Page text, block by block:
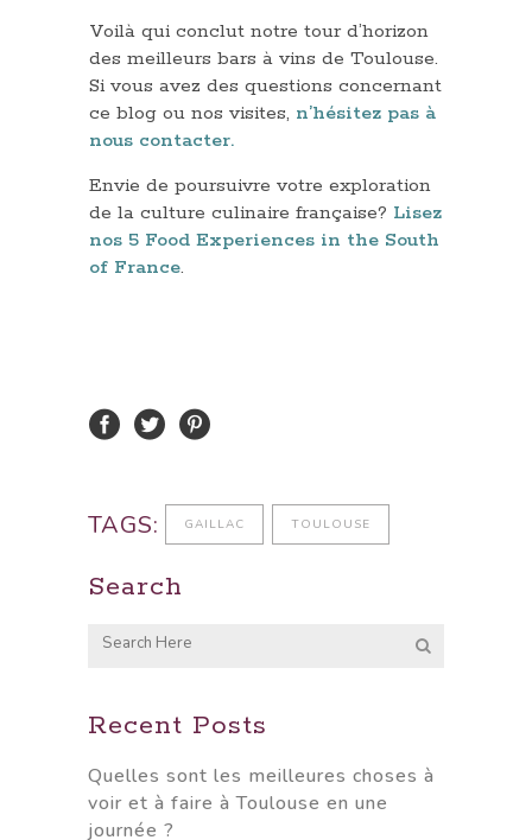
Voilà qui conclut notre tour d’horizon
des meilleurs bars à vins de Toulouse.
Si vous avez des questions concernant
ce blog ou nos visites, n’hésitez pas à
nous contacter.
Envie de poursuivre votre exploration
de la culture culinaire française? Lisez
nos 5 Food Experiences in the South
of France.
TAGS: GAILLAC TOULOUSE
Search
Recent Posts
Quelles sont les meilleures choses à
voir et à faire à Toulouse en une
journée ?